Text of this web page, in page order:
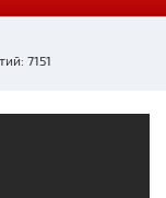
7151